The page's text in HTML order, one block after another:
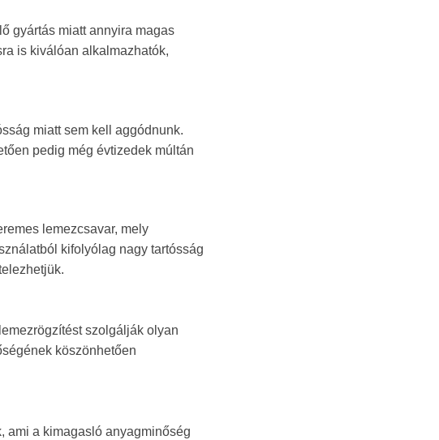
gyártás miatt annyira magas
is kiválóan alkalmazhatók,
miatt sem kell aggódnunk.
pedig még évtizedek múltán
lemezcsavar, mely
kifolyólag nagy tartósság
szolgálják olyan
köszönhetően
ami a kimagasló anyagminőség